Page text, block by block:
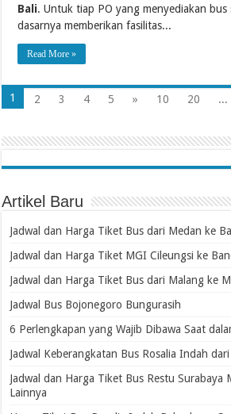
Bali. Untuk tiap PO yang menyediakan bus
dasarnya memberikan fasilitas...
Read More »
1 2 3 4 5 » 10 20 ...
Artikel Baru
Jadwal dan Harga Tiket Bus dari Medan ke
Jadwal dan Harga Tiket MGI Cileungsi ke
Jadwal dan Harga Tiket Bus dari Malang ke
Jadwal Bus Bojonegoro Bungurasih
6 Perlengkapan yang Wajib Dibawa Saat
Jadwal Keberangkatan Bus Rosalia Indah
Jadwal dan Harga Tiket Bus Restu Surabaya
Lainnya